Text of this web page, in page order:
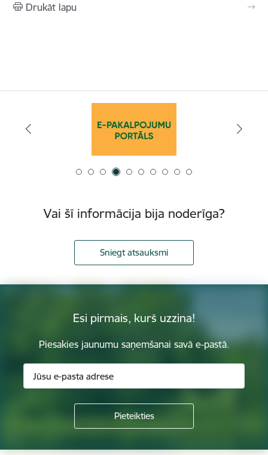
Drukāt lapu
Vai šī informācija bija noderīga?
Sniegt atsauksmi
Esi pirmais, kurš uzzina!
Piesakies jaunumu saņemšanai savā e-pastā.